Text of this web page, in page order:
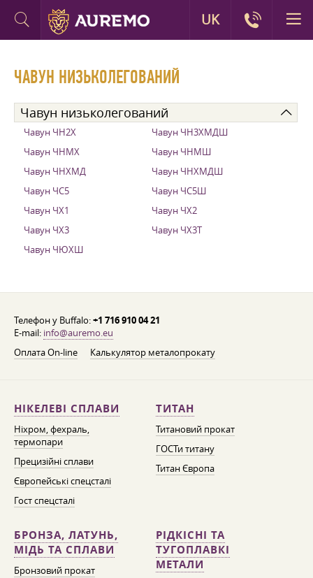
ЧАВУН НИЗЬКОЛЕГОВАНИЙ
Чавун низьколегований
Чавун ЧН2Х
Чавун ЧН3ХМДШ
Чавун ЧНМХ
Чавун ЧНМШ
Чавун ЧНХМД
Чавун ЧНХМДШ
Чавун ЧС5
Чавун ЧС5Ш
Чавун ЧХ1
Чавун ЧХ2
Чавун ЧХ3
Чавун ЧХ3Т
Чавун ЧЮХШ
Телефон у Buffalo:+1 716 910 04 21
E-mail: info@auremo.eu
Оплата On-line
Калькулятор металопрокату
НІКЕЛЕВІ СПЛАВИ
Ніхром, фехраль,
термопари
Прецизійні сплави
Європейські спецсталі
Гост спецсталі
ТИТАН
Титановий прокат
ГОСТи титану
Титан Європа
БРОНЗА, ЛАТУНЬ,
МІДЬ ТА СПЛАВИ
Бронзовий прокат
РІДКІСНІ ТА
ТУГОПЛАВКІ
МЕТАЛИ
UK